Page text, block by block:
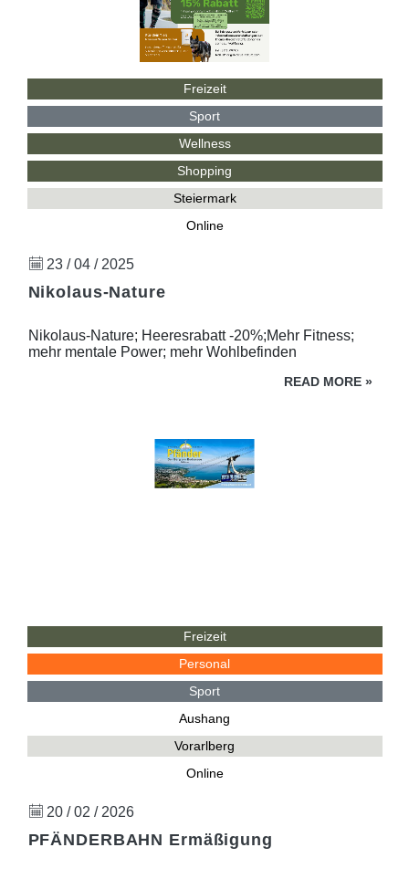
Freizeit
Sport
Wellness
Shopping
Steiermark
Online
23 / 04 / 2025
Nikolaus-Nature
Nikolaus-Nature; Heeresrabatt -20%;Mehr Fitness;
mehr mentale Power; mehr Wohlbefinden
READ MORE »
Freizeit
Personal
Sport
Aushang
Vorarlberg
Online
20 / 02 / 2026
PFÄNDERBAHN Ermäßigung